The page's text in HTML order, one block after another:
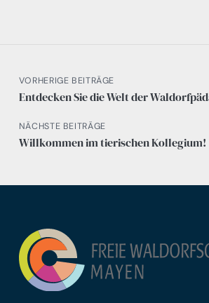
VORHERIGE BEITRÄGE
Entdecken Sie die Welt der
NÄCHSTE BEITRÄGE
Willkommen im tierischen Kollegium!